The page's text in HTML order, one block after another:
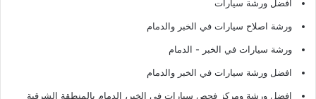
افضل ورشة سيارات
ورشة اصلاح سيارات في الخبر والدمام
ورشة سيارات في الخبر - الدمام
افضل ورشة سيارات في الخبر والدمام
افضل ورشة ومركز فحص سيارات في الخبر، الدمام بالمنطقة الشرقية